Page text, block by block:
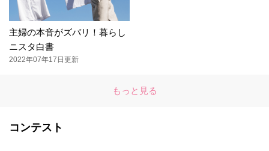
主婦の本音がズバリ！暮らし
ニスタ白書
2022年07年17日更新
もっと見る
コンテスト